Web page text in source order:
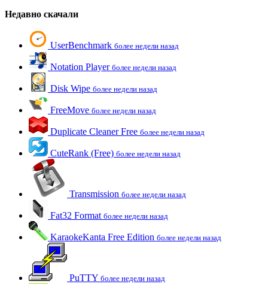
Недавно скачали
UserBenchmark более недели назад
Notation Player более недели назад
Disk Wipe более недели назад
FreeMove более недели назад
Duplicate Cleaner Free более недели назад
CuteRank (Free) более недели назад
Transmission более недели назад
Fat32 Format более недели назад
KaraokeKanta Free Edition более недели назад
PuTTY более недели назад